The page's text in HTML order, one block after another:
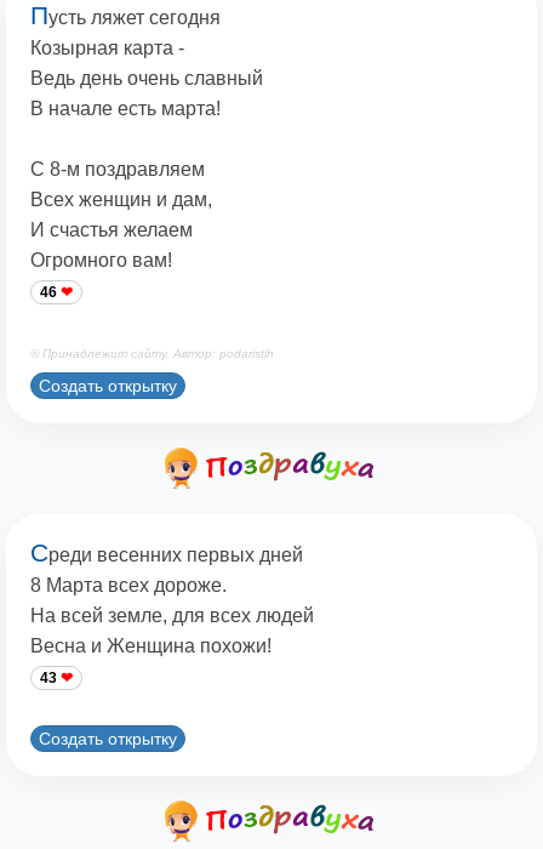
Пусть ляжет сегодня
Козырная карта -
Ведь день очень славный
В начале есть марта!
С 8-м поздравляем
Всех женщин и дам,
И счастья желаем
Огромного вам!
46
© Принадлежит сайту. Автор: podaristih
Создать открытку
Среди весенних первых дней
8 Марта всех дороже.
На всей земле, для всех людей
Весна и Женщина похожи!
43
Создать открытку